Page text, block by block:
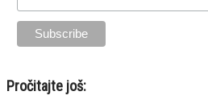
Pročitajte još: